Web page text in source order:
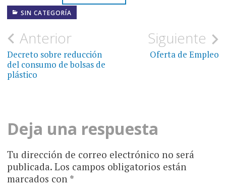
SIN CATEGORÍA
Navegación
de
entradas
Anterior
Decreto sobre reducción
del consumo de bolsas de
plástico
Siguiente
Oferta de Empleo
Deja una respuesta
Tu dirección de correo electrónico no será
publicada. Los campos obligatorios están
marcados con *